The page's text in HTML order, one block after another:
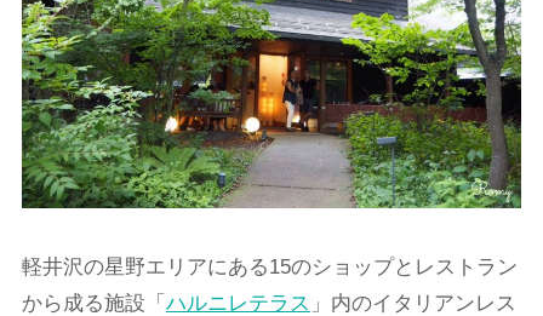
軽井沢の星野エリアにある15のショップとレストラン
から成る施設「 ハルニレテラス 」内のイタリアンレス